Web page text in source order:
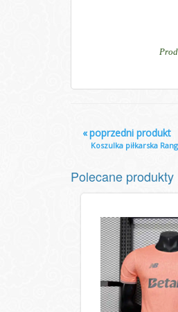
«poprzedni produkt
Koszulka piłkarska
Polecane produkty